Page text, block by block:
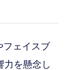
ェイスブ
力を懸念し